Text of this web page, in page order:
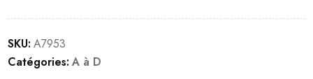
SKU: A7953
Catégories: A à D